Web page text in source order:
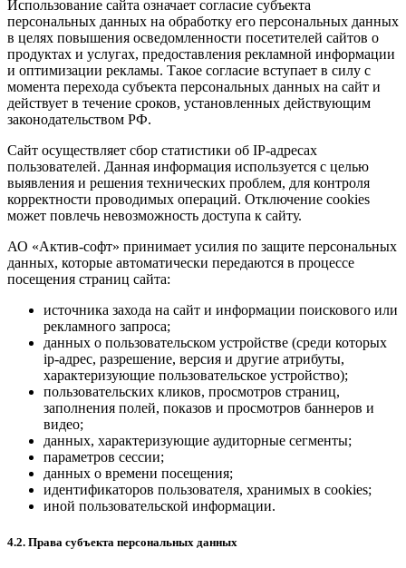
Использование сайта означает согласие субъекта
персональных данных на обработку его персональных данных
в целях повышения осведомленности посетителей сайтов о
продуктах и услугах, предоставления рекламной информации
и оптимизации рекламы. Такое согласие вступает в силу с
момента перехода субъекта персональных данных на сайт и
действует в течение сроков, установленных действующим
законодательством РФ.
Сайт осуществляет сбор статистики об IP-адресах
пользователей. Данная информация используется с целью
выявления и решения технических проблем, для контроля
корректности проводимых операций. Отключение cookies
может повлечь невозможность доступа к сайту.
АО «Актив-софт» принимает усилия по защите персональных
данных, которые автоматически передаются в процессе
посещения страниц сайта:
источника захода на сайт и информации поискового или
рекламного запроса;
данных о пользовательском устройстве (среди которых
ip-адрес, разрешение, версия и другие атрибуты,
характеризующие пользовательское устройство);
пользовательских кликов, просмотров страниц,
заполнения полей, показов и просмотров баннеров и
видео;
данных, характеризующие аудиторные сегменты;
параметров сессии;
данных о времени посещения;
идентификаторов пользователя, хранимых в cookies;
иной пользовательской информации.
4.2. Права субъекта персональных данных